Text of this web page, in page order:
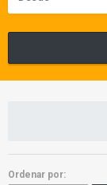
Ordenar por: